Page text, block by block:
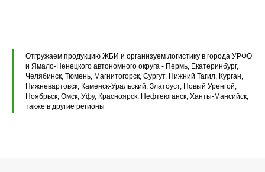
Отгружаем продукцию ЖБИ и организуем логистику в города УРФО
и Ямало-Ненецкого автономного округа - Пермь, Екатеринбург,
Челябинск, Тюмень, Магнитогорск, Сургут, Нижний Тагил, Курган,
Нижневартовск, Каменск-Уральский, Златоуст, Новый Уренгой,
Ноябрьск, Омск, Уфу, Красноярск, Нефтеюганск, Ханты-Мансийск,
также в другие регионы
Перемычки железобетонные
Плиты перекрытия ПК
Перемычки полистиролбетонные